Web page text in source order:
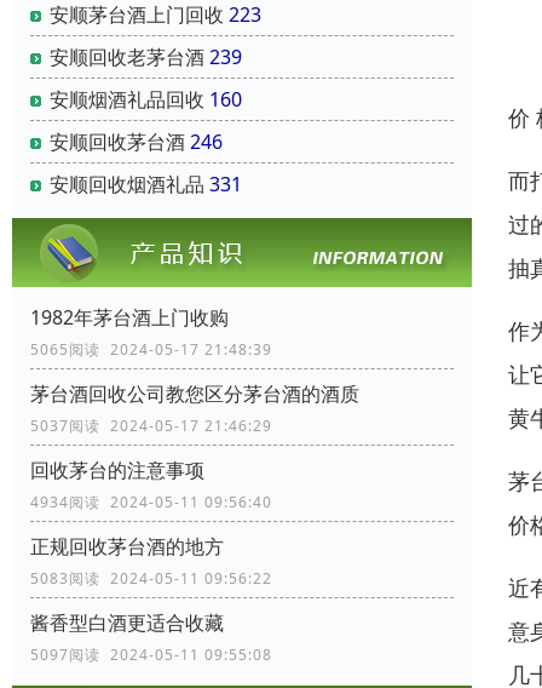
安顺茅台酒上门回收 223
安顺回收老茅台酒239
安顺烟酒礼品回收 160
安顺回收茅台酒246
安顺回收烟酒礼品 331
1982年茅台酒上门收购
5065阅读 2024-05-17 21:48:39
茅台酒回收公司教您区分茅台酒的酒质
5037阅读 2024-05-17 21:46:29
回收茅台的注意事项
4934阅读 2024-05-11 09:56:40
正规回收茅台酒的地方
5083阅读 2024-05-11 09:56:22
酱香型白酒更适合收藏
5097阅读 2024-05-11 09:55:08
价
而
过
抽
作
让
黄
茅
价
近
意
几